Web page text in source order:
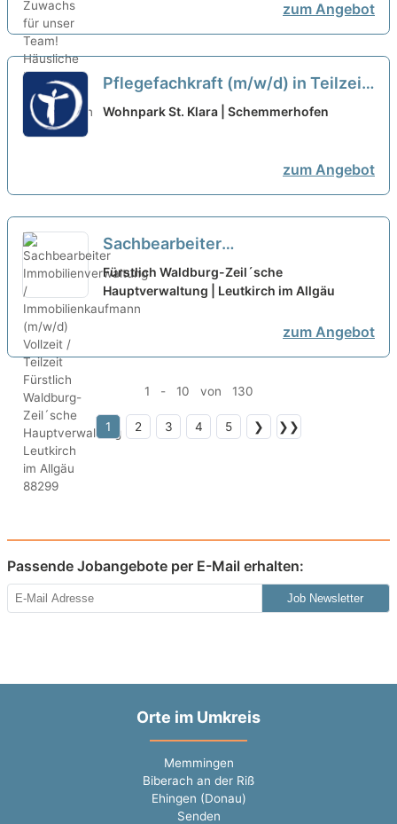
zum Angebot
Pflegefachkraft (m/w/d) in Teilzeit
- Bei uns startet Ihre Karriere!
Wohnpark St. Klara | Schemmerhofen
zum Angebot
Sachbearbeiter
Immobilienverwaltung /
Immobilienkaufmann (m/w/d)
Vollzeit / Teilzeit
Fürstlich Waldburg-Zeil´sche
Hauptverwaltung | Leutkirch im Allgäu
zum Angebot
1 - 10 von 130
1 2 3 4 5 ❯ ❯❯
Passende Jobangebote per E-Mail erhalten:
Job Newsletter
Orte im Umkreis
Memmingen
Biberach an der Riß
Ehingen (Donau)
Senden